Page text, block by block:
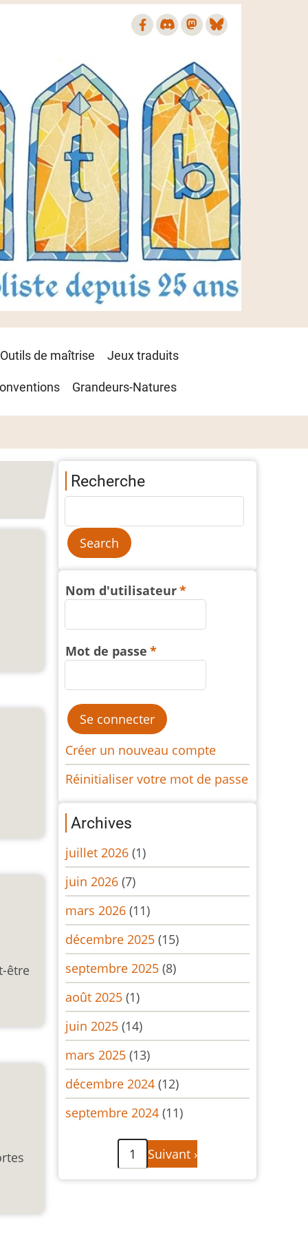
Outils de maîtrise Jeux traduits
Grandeurs-Natures
être
Recherche
Nom d'utilisateur
Mot de passe
Créer un nouveau compte
Réinitialiser votre mot de passe
Archives
juillet 2026 (1)
juin 2026 (7)
mars 2026 (11)
décembre 2025 (15)
septembre 2025 (8)
août 2025 (1)
juin 2025 (14)
mars 2025 (13)
décembre 2024 (12)
septembre 2024 (11)
Pagination
1
Page
suivante
Suivant ›